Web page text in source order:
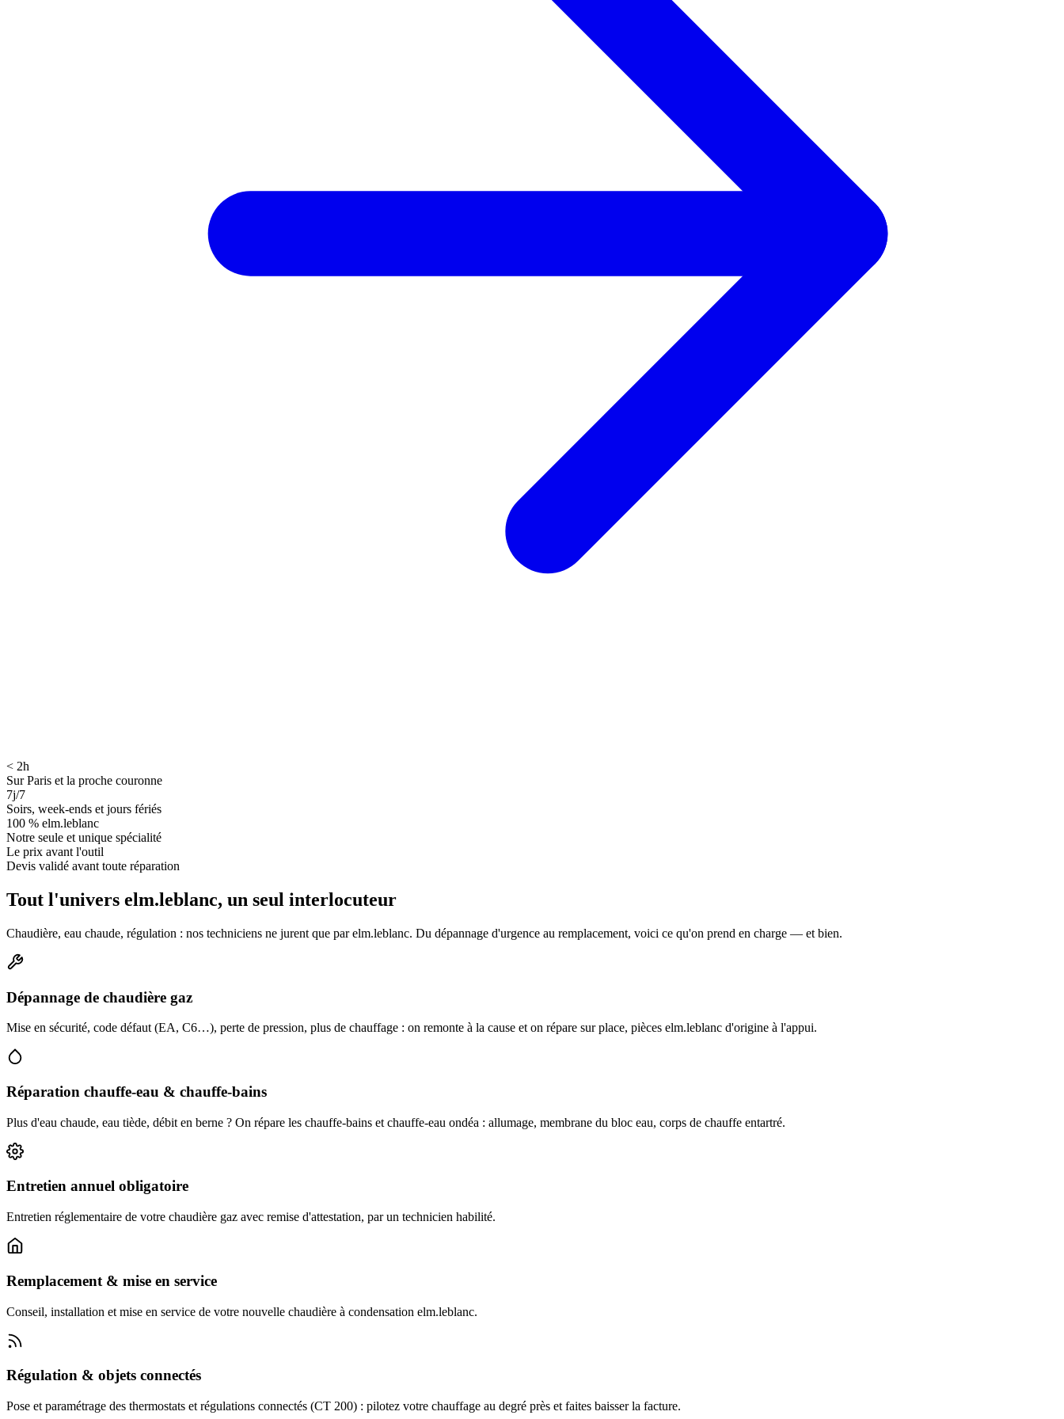
< 2h
Sur Paris et la proche couronne
7j/7
Soirs, week-ends et jours fériés
100 % elm.leblanc
Notre seule et unique spécialité
Le prix avant l'outil
Devis validé avant toute réparation
Tout l'univers elm.leblanc, un seul interlocuteur
Chaudière, eau chaude, régulation : nos techniciens ne jurent que par elm.leblanc. Du dépannage d'urgence au remplacement, voici ce qu'on prend en charge — et bien.
Dépannage de chaudière gaz
Mise en sécurité, code défaut (EA, C6…), perte de pression, plus de chauffage : on remonte à la cause et on répare sur place, pièces elm.leblanc d'origine à l'appui.
Réparation chauffe-eau & chauffe-bains
Plus d'eau chaude, eau tiède, débit en berne ? On répare les chauffe-bains et chauffe-eau ondéa : allumage, membrane du bloc eau, corps de chauffe entartré.
Entretien annuel obligatoire
Entretien réglementaire de votre chaudière gaz avec remise d'attestation, par un technicien habilité.
Remplacement & mise en service
Conseil, installation et mise en service de votre nouvelle chaudière à condensation elm.leblanc.
Régulation & objets connectés
Pose et paramétrage des thermostats et régulations connectés (CT 200) : pilotez votre chauffage au degré près et faites baisser la facture.